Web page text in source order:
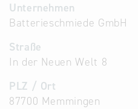
Unternehmen
Batterieschmiede GmbH
Straße
In der Neuen Welt 8
PLZ / Ort
87700 Memmingen